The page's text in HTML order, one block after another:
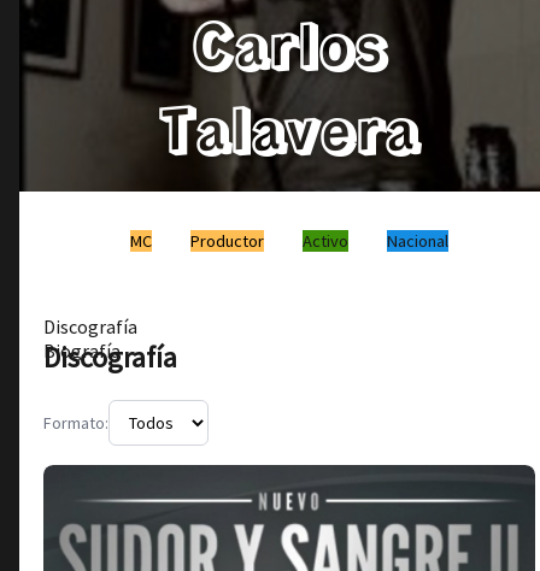
Carlos
Talavera
MC Productor Activo Nacional
Discografía
Biografía
Discografía
Formato: